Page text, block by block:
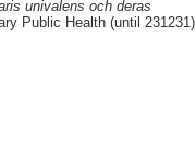
univalens och deras
Public Health (until 231231)